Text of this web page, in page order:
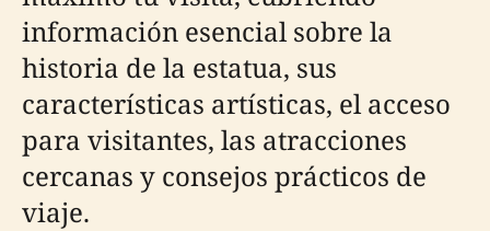
información esencial sobre la
historia de la estatua, sus
características artísticas, el acceso
para visitantes, las atracciones
cercanas y consejos prácticos de
viaje.